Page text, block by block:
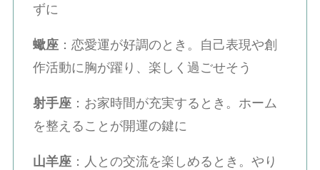
ずに
蠍座：恋愛運が好調のとき。自己表現や創
作活動に胸が躍り、楽しく過ごせそう
射手座：お家時間が充実するとき。ホーム
を整えることが開運の鍵に
山羊座：人との交流を楽しめるとき。やり